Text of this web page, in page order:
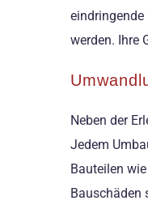
werden. Ihre
Neben der
Jedem
Bauteilen
Bauschäden